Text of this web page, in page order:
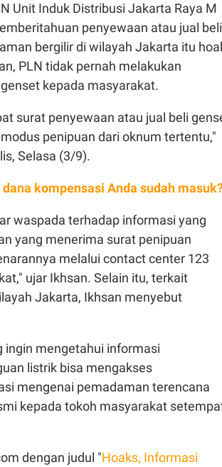
Unit Induk Distribusi Jakarta Raya M
penyewaan atau jual beli
bergilir di wilayah Jakarta itu
PLN tidak pernah melakukan
kepada masyarakat.
surat penyewaan atau jual beli
penipuan dari oknum tertentu,"
Selasa (3/9).
kompensasi Anda sudah
waspada terhadap informasi yang
yang menerima surat penipuan
melalui contact center 123
ujar Ikhsan. Selain itu, terkait
Jakarta, Ikhsan menyebut
ingin mengetahui informasi
listrik bisa mengakses
mengenai pemadaman terencana
kepada tokoh masyarakat
dengan judul "Hoaks, Informasi